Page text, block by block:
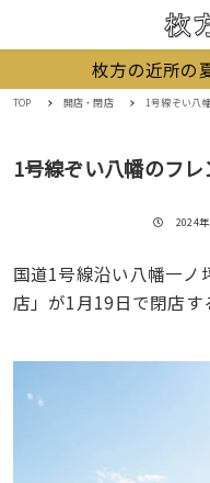
枚方の近所の
TOP 開店・閉店 1号線ぞい八
1号線ぞい八幡のフ
投稿日
2024
国道1号線沿い八幡一ノ
店」が1月19日で閉店す